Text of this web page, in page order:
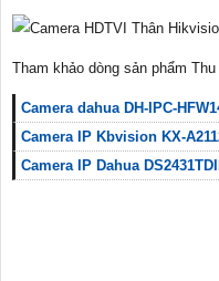
Tham khảo dòng sản phẩm
Camera dahua DH-IPC-
Camera IP Kbvision KX-
Camera IP Dahua